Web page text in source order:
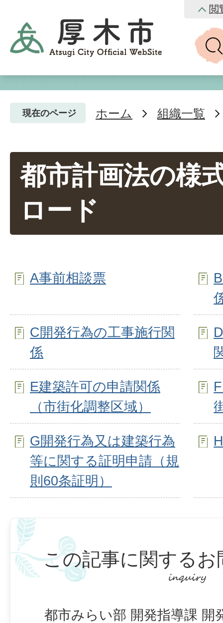
閲
現在のページ ホーム 組織一覧
都市計画法の様
ロード
A事前相談票
C開発行為の工事施行関
係
E建築許可の申請関係
（市街化調整区域）
G開発行為又は建築行為
等に関する証明申請（規
則60条証明）
この記事に関するお
都市みらい部 開発指導課 開